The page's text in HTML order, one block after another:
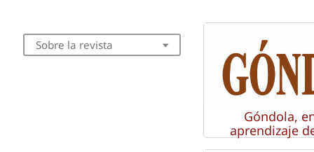
Sobre la revista
Góndola,
aprendizaje